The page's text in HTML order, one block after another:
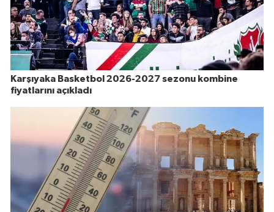
Karşıyaka Basketbol 2026-2027 sezonu kombine
fiyatlarını açıkladı